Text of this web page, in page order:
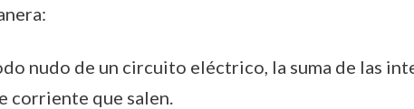
nudo de un circuito eléctrico, la suma de las
corriente que salen.